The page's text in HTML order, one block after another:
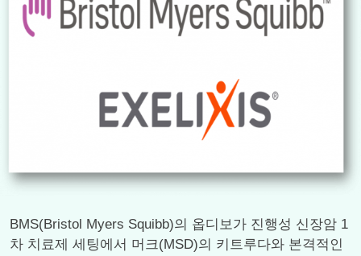
BMS(Bristol Myers Squibb)의 옵디보가 진행성 신장암 1
차 치료제 세팅에서 머크(MSD)의 키트루다와 본격적인